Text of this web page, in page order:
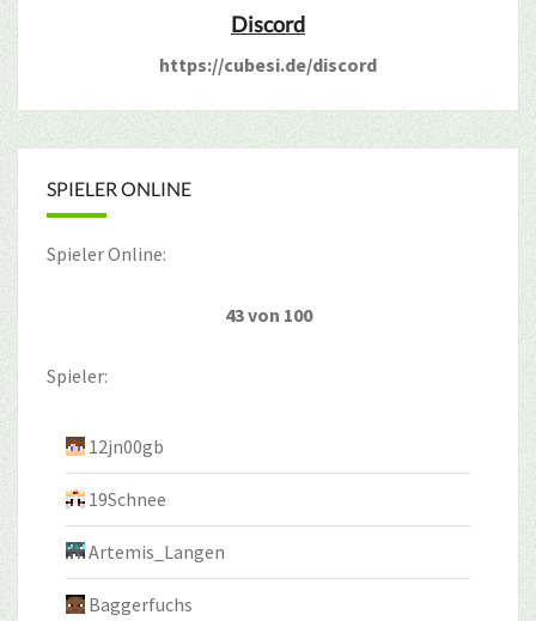
Discord
https://cubesi.de/discord
SPIELER ONLINE
Spieler Online:
43 von 100
Spieler:
12jn00gb
19Schnee
Artemis_Langen
Baggerfuchs